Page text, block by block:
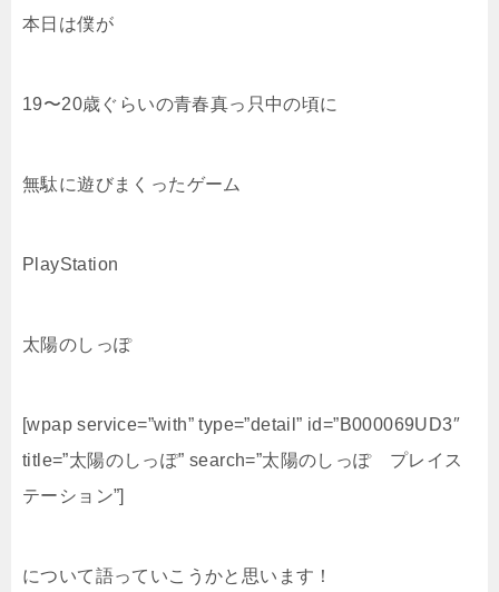
本日は僕が
19〜20歳ぐらいの青春真っ只中の頃に
無駄に遊びまくったゲーム
PlayStation
太陽のしっぽ
[wpap service=”with” type=”detail” id=”B000069UD3″
title=”太陽のしっぽ” search=”太陽のしっぽ プレイス
テーション”]
について語っていこうかと思います！